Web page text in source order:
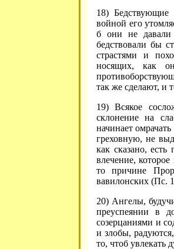
18) Бедствующие
войной его
б они не давали
бедствовали бы
страстями и
носящих, как
так же сделают, и
19) Всякое
склонение на
начинает
греховную, не
как сказано, есть
влечение,
то причине
вавилонских (Пс.
20) Ангелы,
преуспеянии в
созерцаниями и
и злобы,
то, чтоб